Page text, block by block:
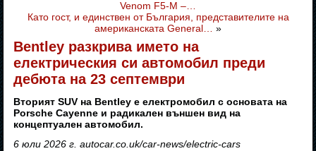
Venom F5-M –…
Като гост, и единствен от България, представителите на
американската General… »
Bentley разкрива името на
електрическия си автомобил преди
дебюта на 23 септември
Вторият SUV на Bentley е електромобил с основата на
Porsche Cayenne и радикален външен вид на
концептуален автомобил.
6 юли 2026 г. autocar.co.uk/car-news/electric-cars